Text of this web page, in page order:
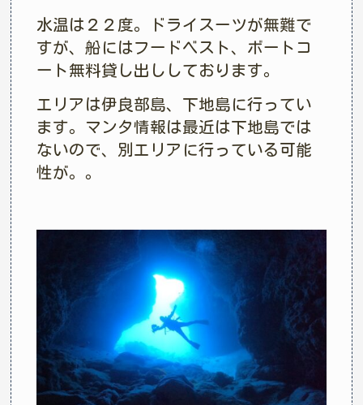
水温は２２度。ドライスーツが無難で
すが、船にはフードベスト、ボートコ
ート無料貸し出ししております。
エリアは伊良部島、下地島に行ってい
ます。マンタ情報は最近は下地島では
ないので、別エリアに行っている可能
性が。。